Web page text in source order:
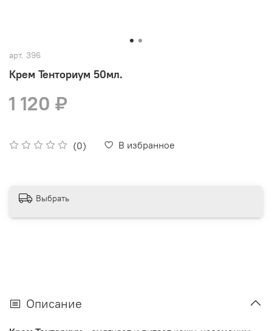
арт. 396
Крем Тенториум 50мл.
(0) В избранное
1 120 ₽
Выбрать
Описание